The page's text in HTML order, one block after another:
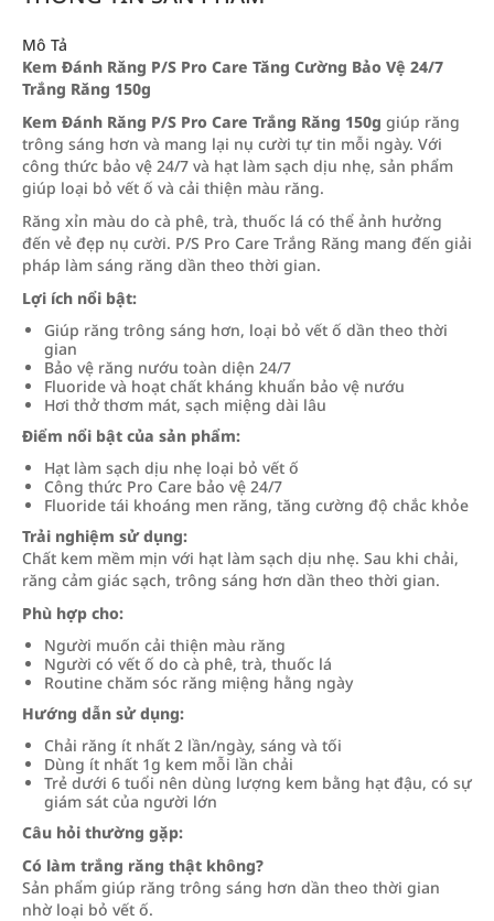
Mô Tả
Kem Đánh Răng P/S Pro Care Tăng Cường Bảo Vệ 24/7
Trắng Răng 150g
Kem Đánh Răng P/S Pro Care Trắng Răng 150g giúp răng
trông sáng hơn và mang lại nụ cười tự tin mỗi ngày. Với
công thức bảo vệ 24/7 và hạt làm sạch dịu nhẹ, sản phẩm
giúp loại bỏ vết ố và cải thiện màu răng.
Răng xỉn màu do cà phê, trà, thuốc lá có thể ảnh hưởng
đến vẻ đẹp nụ cười. P/S Pro Care Trắng Răng mang đến giải
pháp làm sáng răng dần theo thời gian.
Lợi ích nổi bật:
Giúp răng trông sáng hơn, loại bỏ vết ố dần theo thời
gian
Bảo vệ răng nướu toàn diện 24/7
Fluoride và hoạt chất kháng khuẩn bảo vệ nướu
Hơi thở thơm mát, sạch miệng dài lâu
Điểm nổi bật của sản phẩm:
Hạt làm sạch dịu nhẹ loại bỏ vết ố
Công thức Pro Care bảo vệ 24/7
Fluoride tái khoáng men răng, tăng cường độ chắc khỏe
Trải nghiệm sử dụng:
Chất kem mềm mịn với hạt làm sạch dịu nhẹ. Sau khi chải,
răng cảm giác sạch, trông sáng hơn dần theo thời gian.
Phù hợp cho:
Người muốn cải thiện màu răng
Người có vết ố do cà phê, trà, thuốc lá
Routine chăm sóc răng miệng hằng ngày
Hướng dẫn sử dụng:
Chải răng ít nhất 2 lần/ngày, sáng và tối
Dùng ít nhất 1g kem mỗi lần chải
Trẻ dưới 6 tuổi nên dùng lượng kem bằng hạt đậu, có sự
giám sát của người lớn
Câu hỏi thường gặp:
Có làm trắng răng thật không?
Sản phẩm giúp răng trông sáng hơn dần theo thời gian
nhờ loại bỏ vết ố.